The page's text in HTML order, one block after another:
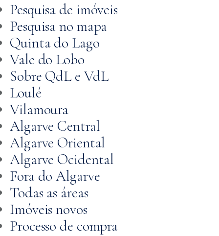
Pesquisa de imóveis
Pesquisa no mapa
Quinta do Lago
Vale do Lobo
Sobre QdL e VdL
Loulé
Vilamoura
Algarve Central
Algarve Oriental
Algarve Ocidental
Fora do Algarve
Todas as áreas
Imóveis novos
Processo de compra